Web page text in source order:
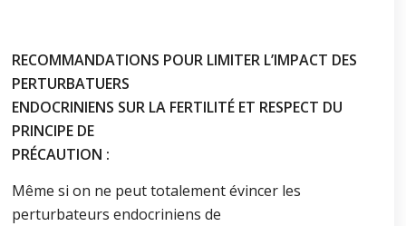
RECOMMANDATIONS POUR LIMITER L’IMPACT DES
PERTURBATUERS
ENDOCRINIENS SUR LA FERTILITÉ ET RESPECT DU
PRINCIPE DE
PRÉCAUTION :
Même si on ne peut totalement évincer les
perturbateurs endocriniens de